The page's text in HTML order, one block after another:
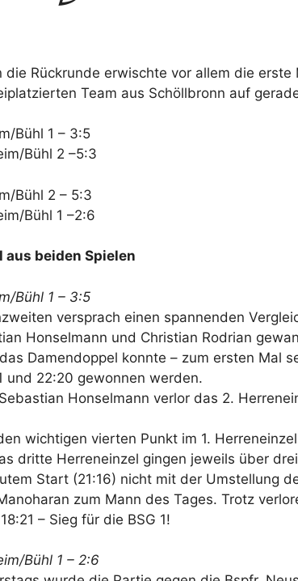
die Rückrunde erwischte vor allem die
Team aus Schöllbronn auf
Bühl 1 – 3:5
Bühl 2 –5:3
Bühl 2 – 5:3
Bühl 1 –2:6
aus beiden Spielen
Bühl 1 – 3:5
versprach einen spannenden
Honselmann und Christian Rodrian
Damendoppel konnte – zum ersten Mal
und 22:20 gewonnen werden.
Honselmann verlor das 2.
wichtigen vierten Punkt im 1.
dritte Herreneinzel gingen jeweils über
Start (21:16) nicht mit der Umstellung
zum Mann des Tages. Trotz
– Sieg für die BSG 1!
Bühl 1 – 2:6